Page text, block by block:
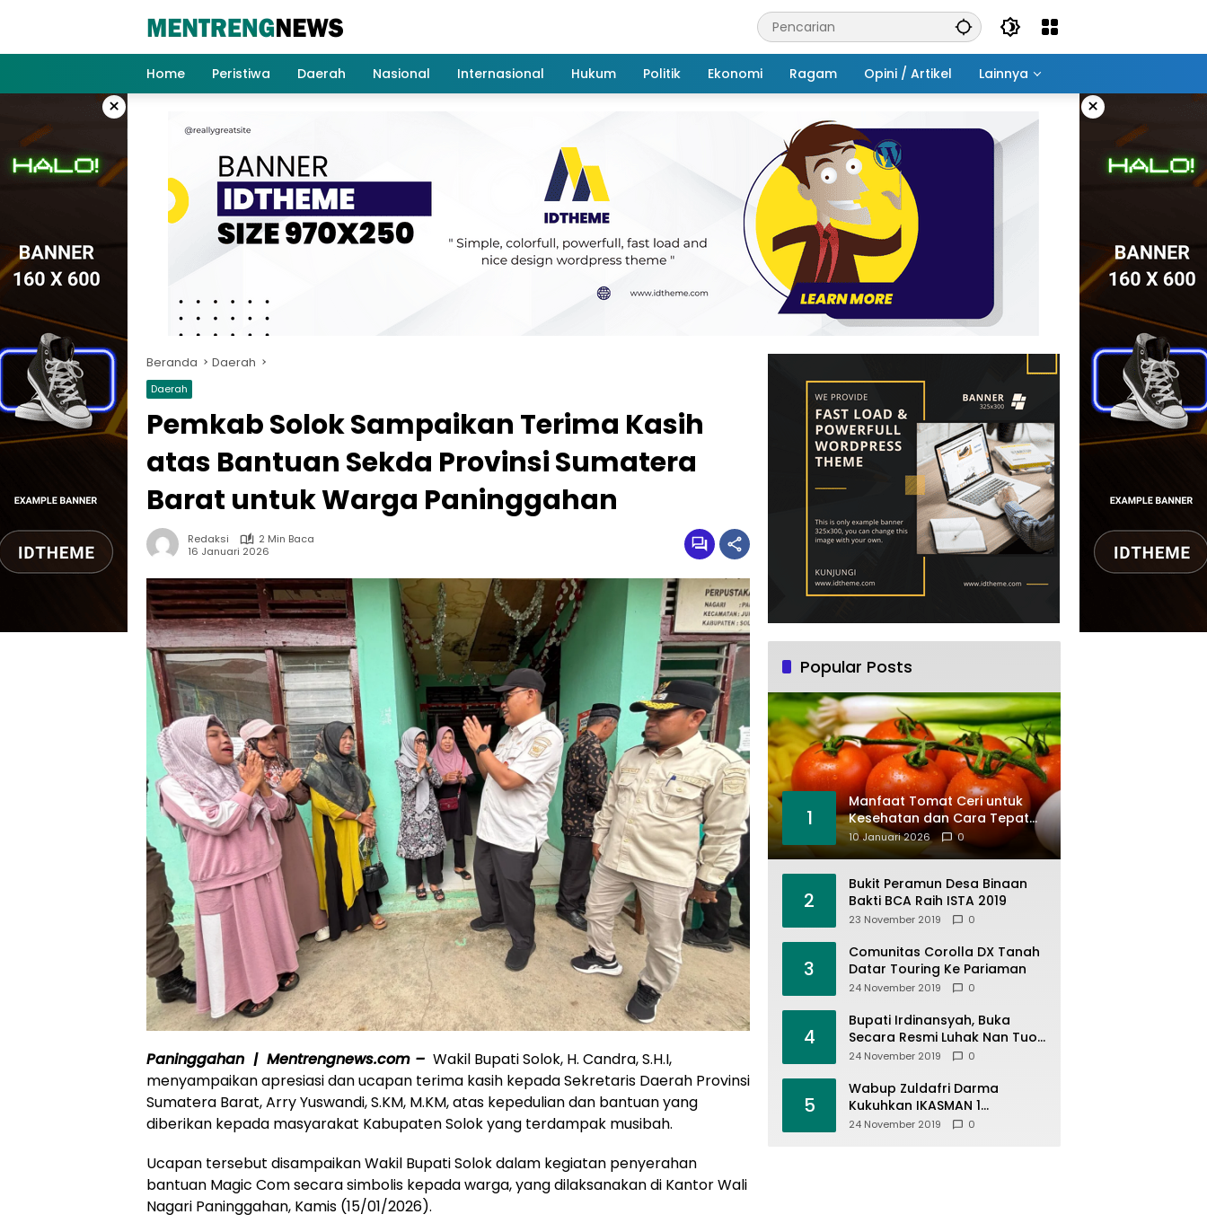
Home
Peristiwa Daerah Nasional Internasional Hukum Politik Ekonomi Ragam Opini / Artikel Lainnya
× ×
Beranda Daerah
Daerah
Pemkab Solok Sampaikan Terima Kasih
atas Bantuan Sekda Provinsi Sumatera
Barat untuk Warga Paninggahan
Redaksi
2 Min Baca
16 Januari 2026
Paninggahan | Mentrengnews.com – Wakil Bupati Solok, H. Candra, S.H.I,
menyampaikan apresiasi dan ucapan terima kasih kepada Sekretaris Daerah Provinsi
Sumatera Barat, Arry Yuswandi, S.KM, M.KM, atas kepedulian dan bantuan yang
diberikan kepada masyarakat Kabupaten Solok yang terdampak musibah.
Ucapan tersebut disampaikan Wakil Bupati Solok dalam kegiatan penyerahan
bantuan Magic Com secara simbolis kepada warga, yang dilaksanakan di Kantor Wali
Nagari Paninggahan, Kamis (15/01/2026).
Popular Posts
1
Manfaat Tomat Ceri untuk
Kesehatan dan Cara Tepat
Mengonsumsinya
10 Januari 2026 0
2
Bukit Peramun Desa Binaan
Bakti BCA Raih ISTA 2019
23 November 2019 0
3
Comunitas Corolla DX Tanah
Datar Touring Ke Pariaman
24 November 2019 0
4
Bupati Irdinansyah, Buka
Secara Resmi Luhak Nan Tuo
Wirabraja Adventure Offroad
24 November 2019 0
5
Wabup Zuldafri Darma
Kukuhkan IKASMAN 1
Pariangan Se Jabodetabek
24 November 2019 0